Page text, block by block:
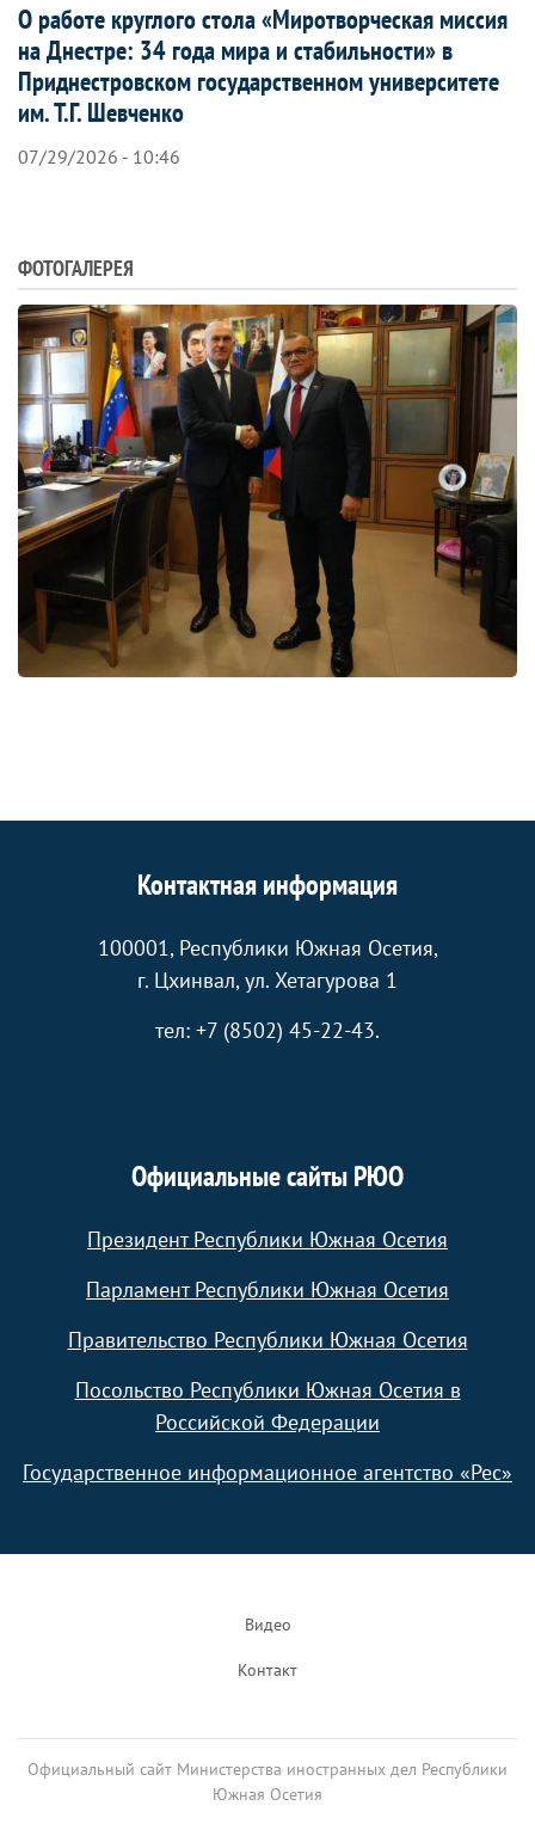
О работе круглого стола «Миротворческая миссия
на Днестре: 34 года мира и стабильности» в
Приднестровском государственном университете
им. Т.Г. Шевченко
07/29/2026 - 10:46
ФОТОГАЛЕРЕЯ
Контактная информация
100001, Республики Южная Осетия,
г. Цхинвал, ул. Хетагурова 1
тел: +7 (8502) 45-22-43.
Официальные сайты РЮО
Президент Республики Южная Осетия
Парламент Республики Южная Осетия
Правительство Республики Южная Осетия
Посольство Республики Южная Осетия в
Российской Федерации
Государственное информационное агентство «Рес»
Видео
Контакт
Официальный сайт Министерства иностранных дел Республики
Южная Осетия